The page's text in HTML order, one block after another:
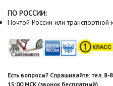
ПО РОССИИ:
Почтой России или транспортной
Есть вопросы? Спрашивайте: тел.
15:00 МСК (звонок бесплатный).